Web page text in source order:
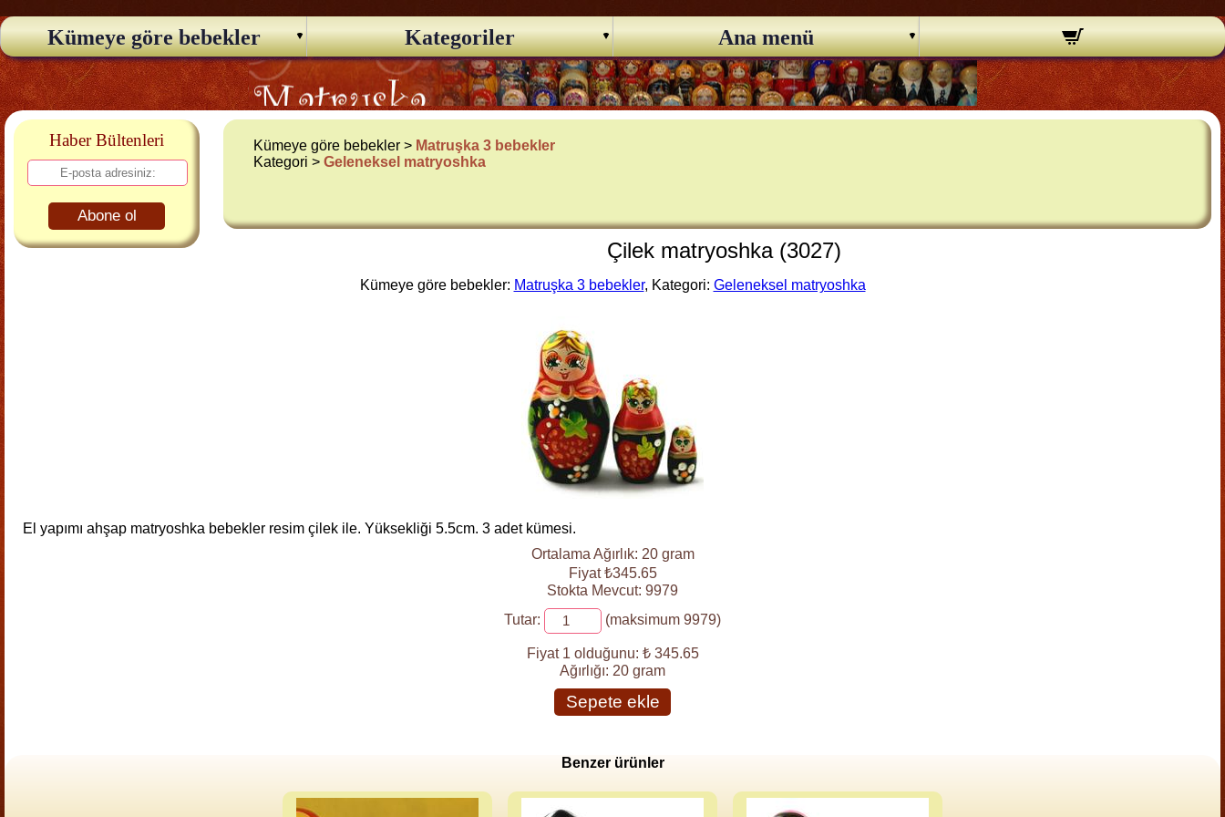
Kümeye göre bebekler Kategoriler Ana menü
Haber Bültenleri
Abone ol
Kümeye göre bebekler > Matruşka 3 bebekler
Kategori >Geleneksel matryoshka
Çilek matryoshka (3027)
Kümeye göre bebekler: Matruşka 3 bebekler, Kategori: Geleneksel matryoshka
El yapımı ahşap matryoshka bebekler resim çilek ile. Yüksekliği 5.5cm. 3 adet kümesi.
Ortalama Ağırlık: 20 gram
Fiyat ₺345.65
Stokta Mevcut: 9979
Tutar:
(maksimum 9979)
Fiyat 1 olduğunu: ₺ 345.65
Ağırlığı: 20 gram
Sepete ekle
Benzer ürünler